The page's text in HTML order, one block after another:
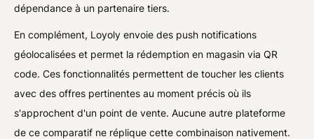
dépendance à un partenaire tiers.
En complément, Loyoly envoie des push notifications
géolocalisées et permet la rédemption en magasin via QR
code. Ces fonctionnalités permettent de toucher les clients
avec des offres pertinentes au moment précis où ils
s'approchent d'un point de vente. Aucune autre plateforme
de ce comparatif ne réplique cette combinaison nativement.